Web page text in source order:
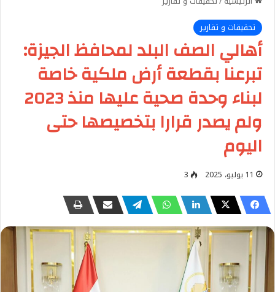
تحقيقات و تقارير
أهالي الصف البلد لمحافظ الجيزة:
تبرعنا بقطعة أرض ملكية خاصة
لبناء وحدة صحية عليها منذ 2023
ولم يصدر قرارا بتخصيصها حتى
اليوم
11 يوليو، 2025 3